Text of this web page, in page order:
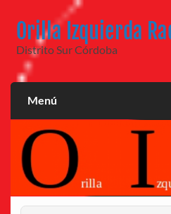
contenido
Orilla Izquierda
Distrito Sur Córdoba
Menú